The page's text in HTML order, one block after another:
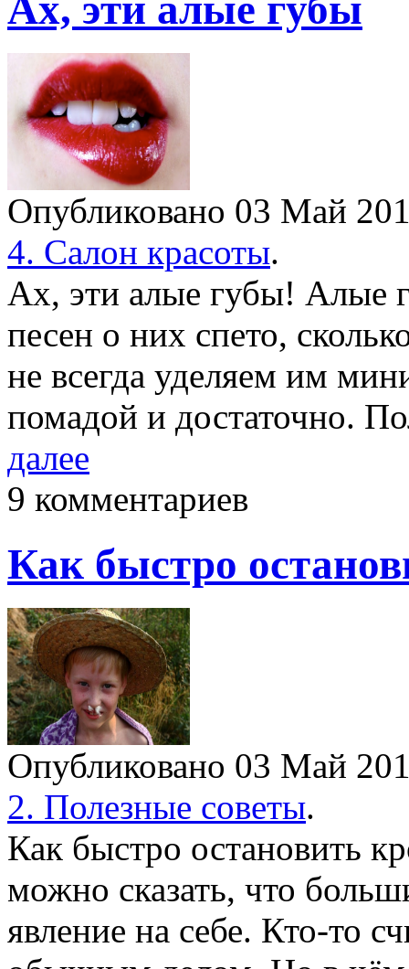
Опубликовано 03 Май
4. Салон красоты.
Ах, эти алые губы! Алые
песен о них спето,
не всегда уделяем им
помадой и достаточно.
далее
9 комментариев
Как быстро
Опубликовано 03 Май
2. Полезные советы.
Как быстро остановить
можно сказать, что
явление на себе. Кто-то